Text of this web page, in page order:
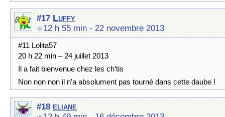
#17 Luffy
12 h 55 min - 22 novembre 2013
#11 Lolita57
20 h 22 min – 24 juillet 2013
Il a fait bienvenue chez les ch’tis
Non non non il n’a absolument pas tourné dans cette daube !
#18 eliane